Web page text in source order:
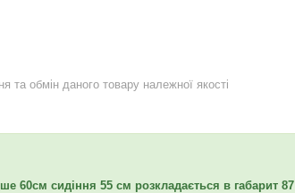
та обмін даного товару належної якості
60см сидіння 55 см розкладається в габарит